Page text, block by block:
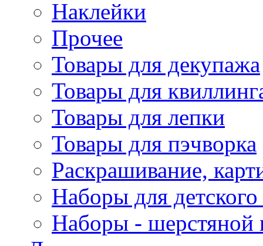
Наклейки
Прочее
Товары для декупажа
Товары для
Товары для лепки
Товары для пэчворка
Раскрашивание,
Наборы для
Наборы - шерстяной